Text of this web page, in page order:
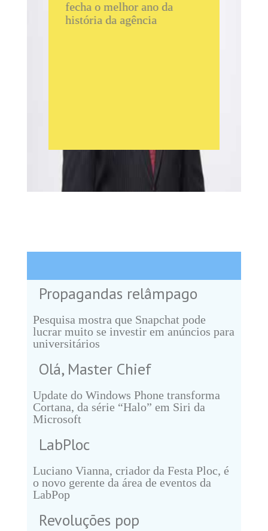
fecha o melhor ano da
história da agência
Propagandas relâmpago
Pesquisa mostra que Snapchat pode
lucrar muito se investir em anúncios para
universitários
Olá, Master Chief
Update do Windows Phone transforma
Cortana, da série “Halo” em Siri da
Microsoft
LabPloc
Luciano Vianna, criador da Festa Ploc, é
o novo gerente da área de eventos da
LabPop
Revoluções pop